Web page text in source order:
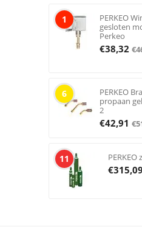
1
PERKEO
gesloten
Perkeo
€38,32 €
6
PERKEO
propaan
2
€42,91 €
11
€315,09